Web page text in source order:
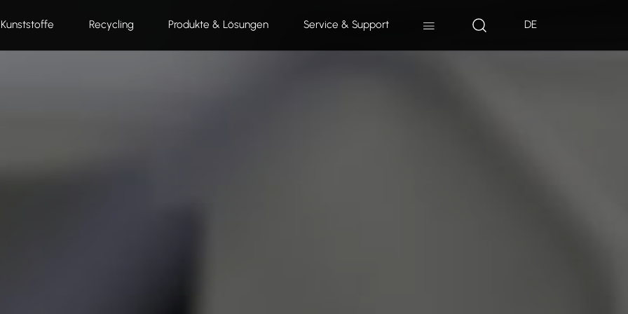
Kunststoffe Recycling Produkte & Lösungen Service & Support DE